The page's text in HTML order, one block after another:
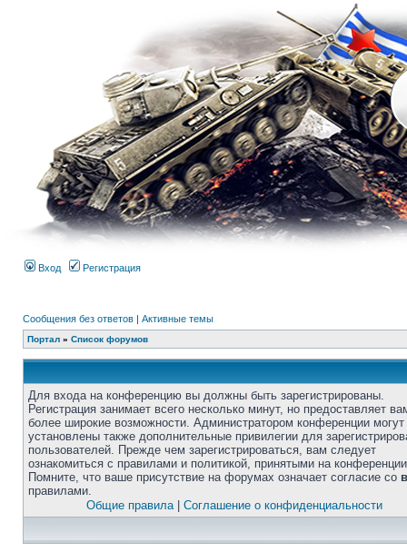
Вход Регистрация
Сообщения без ответов | Активные темы
Портал » Список форумов
Для входа на конференцию вы должны быть зарегистрированы.
Регистрация занимает всего несколько минут, но предоставляет
более широкие возможности. Администратором конференции
установлены также дополнительные привилегии для
пользователей. Прежде чем зарегистрироваться, вам следует
ознакомиться с правилами и политикой, принятыми на
Помните, что ваше присутствие на форумах означает согласие со
правилами.
Общие правила| Соглашение о конфиденциальности